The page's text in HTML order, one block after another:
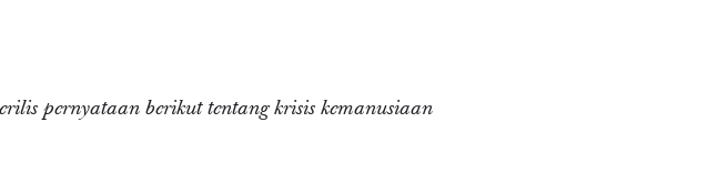
pernyataan berikut tentang krisis kemanusiaan